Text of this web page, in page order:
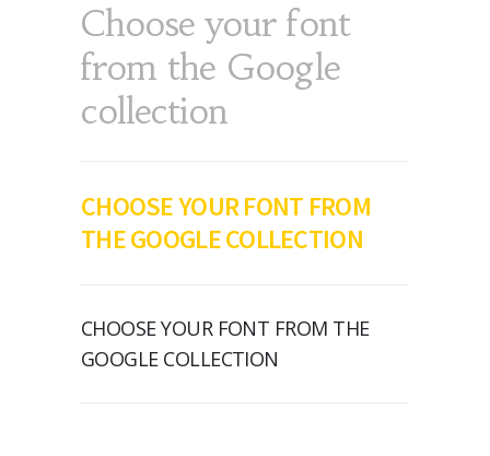
Choose your font
from the Google
collection
CHOOSE YOUR FONT FROM
THE GOOGLE COLLECTION
CHOOSE YOUR FONT FROM THE
GOOGLE COLLECTION